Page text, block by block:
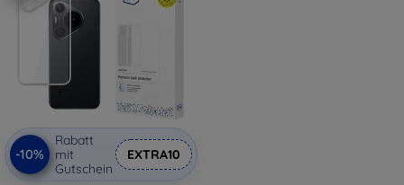
-10%
Rabatt
mit
Gutschein
EXTRA10